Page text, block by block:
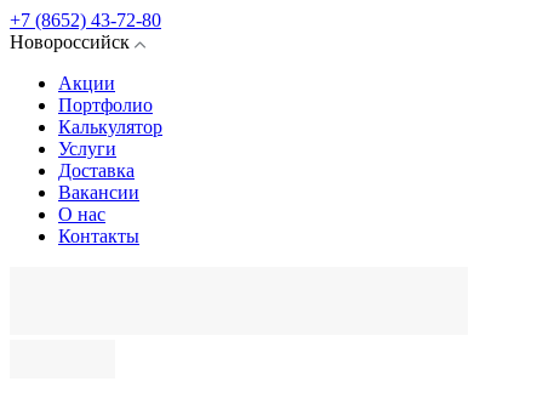
+7 (8652) 43-72-80
Новороссийск
Акции
Портфолио
Калькулятор
Услуги
Доставка
Вакансии
О нас
Контакты